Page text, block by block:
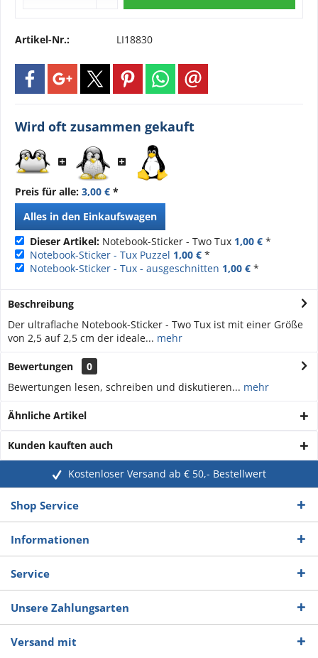
Artikel-Nr.: LI18830
Wird oft zusammen gekauft
Preis für alle: 3,00 € *
Alles in den Einkaufswagen
Dieser Artikel: Notebook-Sticker - Two Tux 1,00 € *
Notebook-Sticker - Tux Puzzel 1,00 € *
Notebook-Sticker - Tux - ausgeschnitten 1,00 € *
Beschreibung
Der ultraflache Notebook-Sticker - Two Tux ist mit einer Größe
von 2,5 auf 2,5 cm der ideale... mehr
Bewertungen
0
Bewertungen lesen, schreiben und diskutieren... mehr
Ähnliche Artikel
Kunden kauften auch
Kostenloser Versand ab € 50,- Bestellwert
Shop Service
Informationen
Service
Unsere Zahlungsarten
Versand mit